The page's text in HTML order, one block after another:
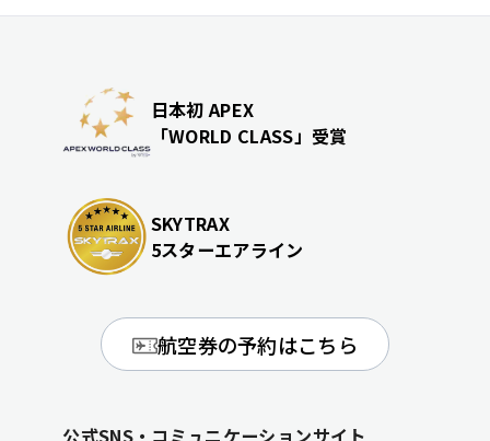
日本初 APEX
「WORLD CLASS」受賞
SKYTRAX
5スターエアライン
航空券の予約はこちら